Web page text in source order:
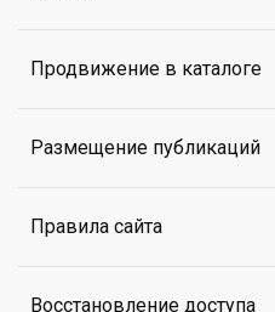
Продвижение в каталоге
Размещение публикаций
Правила сайта
Восстановление доступа